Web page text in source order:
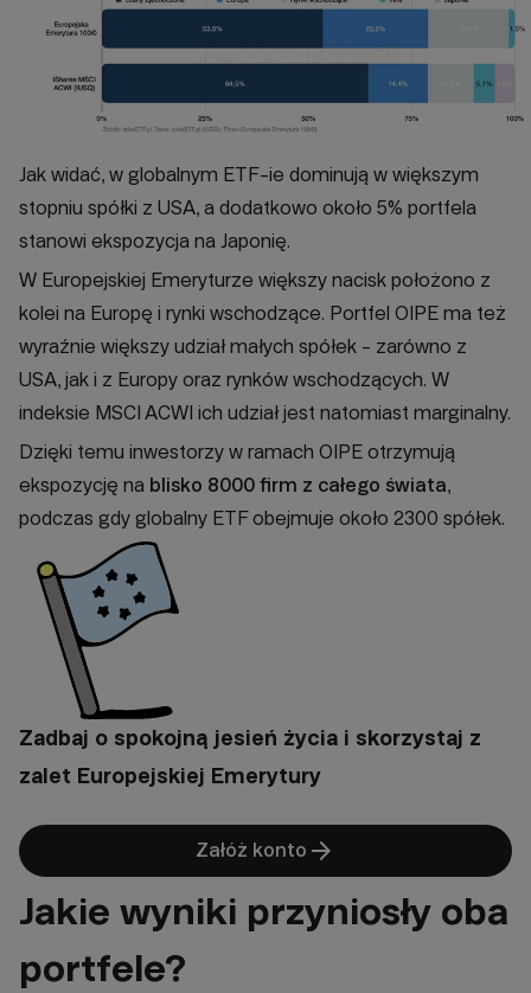
Jak widać, w globalnym ETF-ie dominują w większym
stopniu spółki z USA, a dodatkowo około 5% portfela
stanowi ekspozycja na Japonię.
W Europejskiej Emeryturze większy nacisk położono z
kolei na Europę i rynki wschodzące. Portfel OIPE ma też
wyraźnie większy udział małych spółek - zarówno z
USA, jak i z Europy oraz rynków wschodzących. W
indeksie MSCI ACWI ich udział jest natomiast marginalny.
Dzięki temu inwestorzy w ramach OIPE otrzymują
ekspozycję na blisko 8000 firm z całego świata,
podczas gdy globalny ETF obejmuje około 2300 spółek.
Zadbaj o spokojną jesień życia i skorzystaj z
zalet Europejskiej Emerytury
Załóż konto arrow_forward
Jakie wyniki przyniosły oba
portfele?